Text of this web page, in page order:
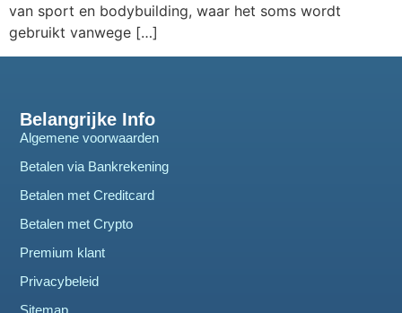
van sport en bodybuilding, waar het soms wordt
gebruikt vanwege […]
Belangrijke Info
Algemene voorwaarden
Betalen via Bankrekening
Betalen met Creditcard
Betalen met Crypto
Premium klant
Privacybeleid